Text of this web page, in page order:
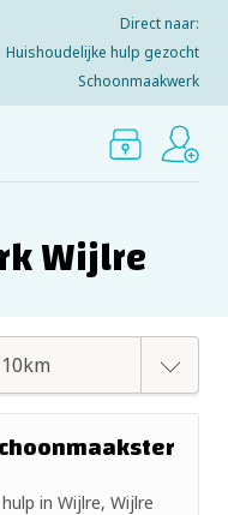
Direct naar:
Huishoudelijke hulp gezocht
Schoonmaakwerk
Wijlre
in Wijlre, Wijlre